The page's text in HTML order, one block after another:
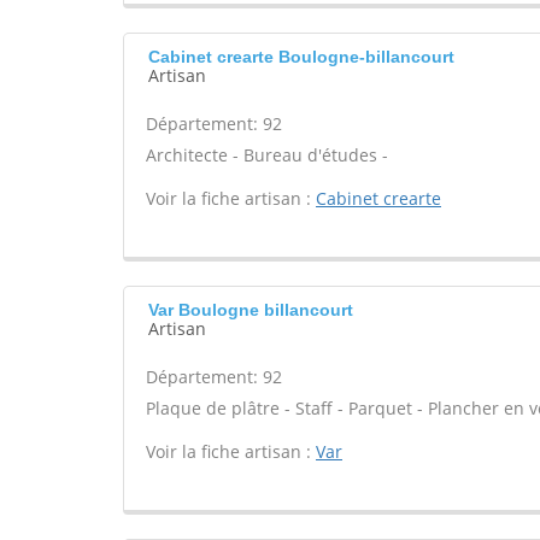
Cabinet crearte Boulogne-billancourt
Artisan
Département: 92
Architecte - Bureau d'études -
Voir la fiche artisan : Cabinet crearte
Var Boulogne billancourt
Artisan
Département: 92
Plaque de plâtre - Staff - Parquet - Plancher en
Voir la fiche artisan : Var